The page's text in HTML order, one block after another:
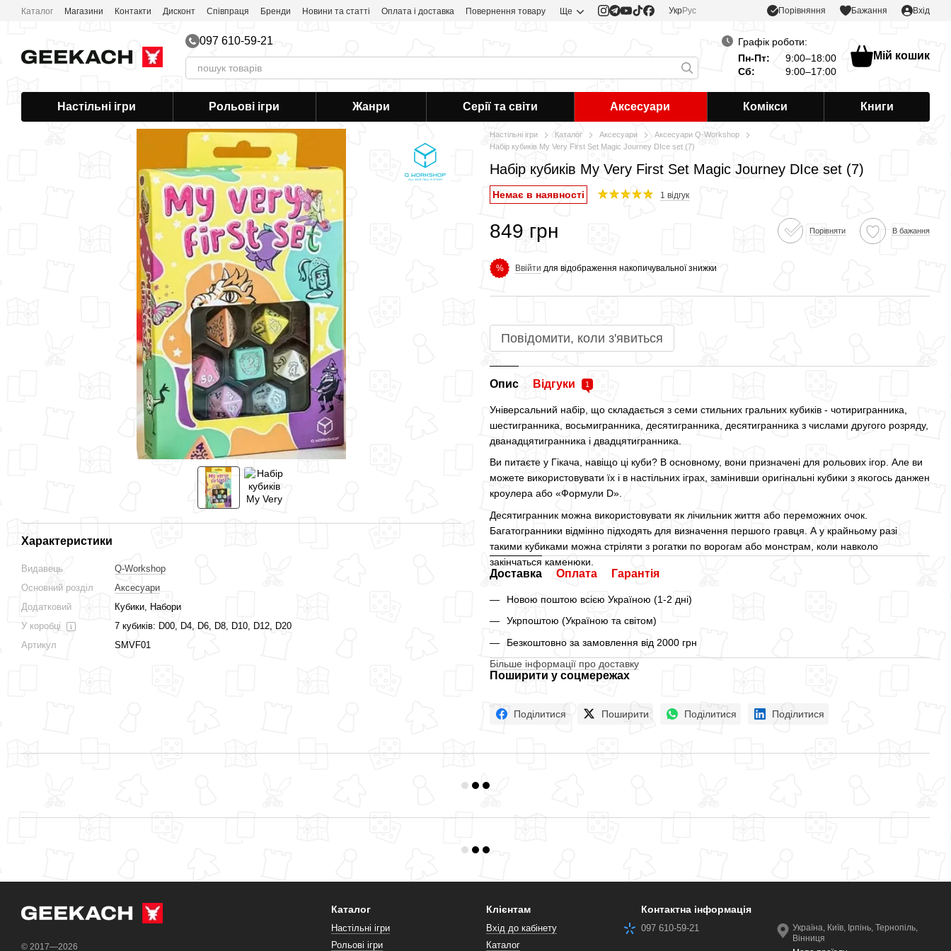
Перейти до основного контенту
Каталог Магазини Контакти Дисконт Співпраця Бренди Новини та статті Оплата і доставка Повернення товару Ще УкрРус Порівняння Бажання Вхід
097 610-59-21
Графік роботи:
Пн-Пт:
9:00–18:00
Сб:
9:00–17:00
Мій кошик
Настільні ігри Рольові ігри Жанри Серії та світи Аксесуари Комікси Книги
Характеристики
Видавець
Q-Workshop
Основний розділ
Аксесуари
Додатковий
Кубики, Набори
У коробці
7 кубиків: D00, D4, D6, D8, D10, D12, D20
Артикул
SMVF01
Настільні ігри Каталог Аксесуари
Аксесуари Q-Workshop
Набір кубиків My Very First Set Magic Journey DIce set (7)
Набір кубиків My Very First Set Magic Journey DIce set (7)
Немає в наявності 1 відгук
849 грн Порівняти В бажання
% Ввійти для відображення накопичувальної знижки
Повідомити, коли з'явиться
Опис Відгуки 1
Універсальний набір, що складається з семи стильних гральних кубиків - чотиригранника,
шестигранника, восьмигранника, десятигранника, десятигранника з числами другого розряду,
дванадцятигранника і двадцятигранника.
Ви питаєте у Гікача, навіщо ці куби? В основному, вони призначені для рольових ігор. Але ви
можете використовувати їх і в настільних іграх, замінивши оригінальні кубики з якогось данжен
кроулера або «Формули D».
Десятигранник можна використовувати як лічильник життя або переможних очок.
Багатогранники відмінно підходять для визначення першого гравця. А у крайньому разі
такими кубиками можна стріляти з рогатки по ворогам або монстрам, коли навколо
закінчаться каменюки.
Доставка Оплата Гарантія
Новою поштою всією Україною (1-2 дні)
Укрпоштою (Україною та світом)
Безкоштовно за замовлення від 2000 грн
Більше інформації про доставку
Поширити у соцмережах
Поділитися Поширити Поділитися Поділитися
© 2017—2026
Каталог
Настільні ігри
Рольові ігри
Клієнтам
Вхід до кабінету
Каталог
Контактна інформація
097 610-59-21
Україна, Київ, Ірпінь, Тернопіль,
Вінниця